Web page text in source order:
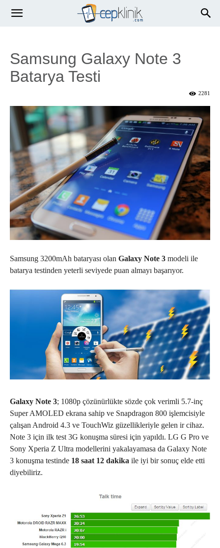
Samsung Galaxy Note 3
Batarya Testi
2281
Samsung 3200mAh bataryası olan Galaxy Note 3 modeli ile
batarya testinden yeterli seviyede puan almayı başarıyor.
Galaxy Note 3; 1080p çözünürlükte sözde çok verimli 5.7-inç
Super AMOLED ekrana sahip ve Snapdragon 800 işlemcisiyle
çalışan Android 4.3 ve TouchWiz güzellikleriyle gelen ir cihaz.
Note 3 için ilk test 3G konuşma süresi için yapıldı. LG G Pro ve
Sony Xperia Z Ultra modellerini yakalayamasa da Galaxy Note
3 konuşma testinde 18 saat 12 dakika ile iyi bir sonuç elde etti
diyebiliriz.